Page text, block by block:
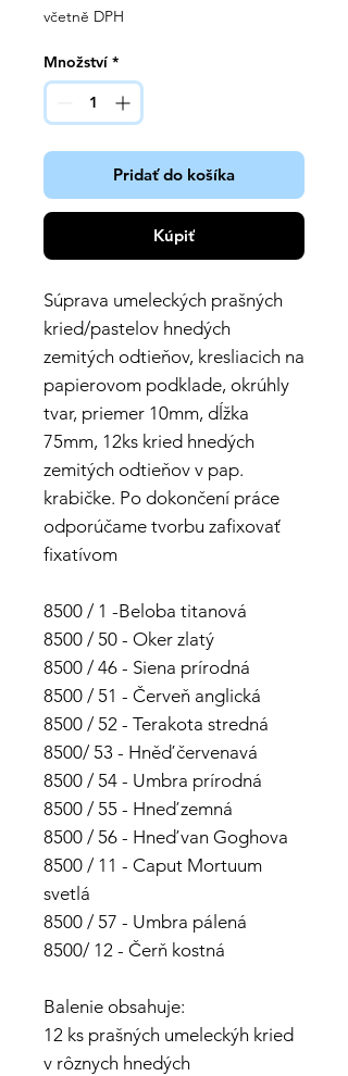
včetně DPH
Množství *
Pridať do košíka
Kúpiť
Súprava umeleckých prašných
kried/pastelov hnedých
zemitých odtieňov, kresliacich na
papierovom podklade, okrúhly
tvar, priemer 10mm, dĺžka
75mm, 12ks kried hnedých
zemitých odtieňov v pap.
krabičke. Po dokončení práce
odporúčame tvorbu zafixovať
fixatívom
8500 / 1 -Beloba titanová
8500 / 50 - Oker zlatý
8500 / 46 - Siena prírodná
8500 / 51 - Červeň anglická
8500 / 52 - Terakota stredná
8500/ 53 - Hněď červenavá
8500 / 54 - Umbra prírodná
8500 / 55 - Hneď zemná
8500 / 56 - Hneď van Goghova
8500 / 11 - Caput Mortuum
svetlá
8500 / 57 - Umbra pálená
8500/ 12 - Čerň kostná
Balenie obsahuje:
12 ks prašných umeleckýh kried
v rôznych hnedých